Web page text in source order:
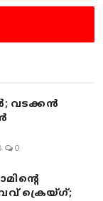
വടക്കൻ
0
ക്രെയ്ഗ്;